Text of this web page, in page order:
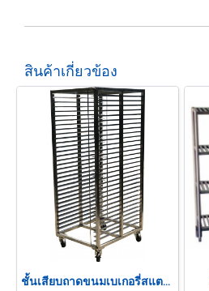
สินค้าเกี่ยวข้อง
ชั้นเสียบถาดขนมเบเกอรี่สแตนเลส